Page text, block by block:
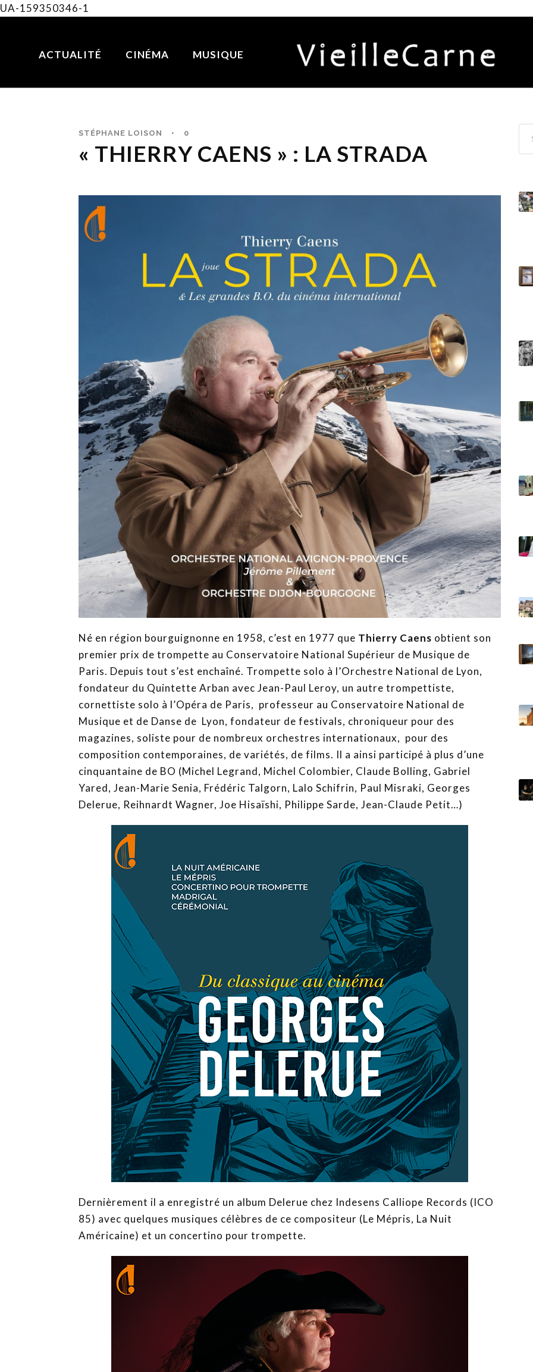
UA-159350346-1
ACTUALITÉ CINÉMA MUSIQUE
STÉPHANE LOISON • 0
« THIERRY CAENS » : LA STRADA
Né en région bourguignonne en 1958, c’est en 1977 que Thierry Caens obtient son
premier prix de trompette au Conservatoire National Supérieur de Musique de
Paris. Depuis tout s’est enchaîné. Trompette solo à l’Orchestre National de Lyon,
fondateur du Quintette Arban avec Jean-Paul Leroy, un autre trompettiste,
cornettiste solo à l’Opéra de Paris, professeur au Conservatoire National de
Musique et de Danse de Lyon, fondateur de festivals, chroniqueur pour des
magazines, soliste pour de nombreux orchestres internationaux, pour des
composition contemporaines, de variétés, de films. Il a ainsi participé à plus d’une
cinquantaine de BO (Michel Legrand, Michel Colombier, Claude Bolling, Gabriel
Yared, Jean-Marie Senia, Frédéric Talgorn, Lalo Schifrin, Paul Misraki, Georges
Delerue, Reihnardt Wagner, Joe Hisaïshi, Philippe Sarde, Jean-Claude Petit…)
Dernièrement il a enregistré un album Delerue chez Indesens Calliope Records (ICO
85) avec quelques musiques célèbres de ce compositeur (Le Mépris, La Nuit
Américaine) et un concertino pour trompette.